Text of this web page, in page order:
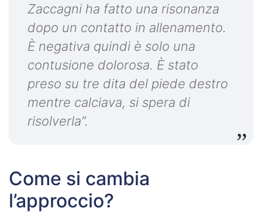
Zaccagni ha fatto una risonanza
dopo un contatto in allenamento.
È negativa quindi è solo una
contusione dolorosa. È stato
preso su tre dita del piede destro
mentre calciava, si spera di
risolverla”.
Come si cambia
l’approccio?